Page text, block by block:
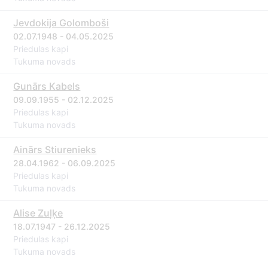
Jevdokija Golomboši
02.07.1948 - 04.05.2025
Priedulas kapi
Tukuma novads
Gunārs Kabels
09.09.1955 - 02.12.2025
Priedulas kapi
Tukuma novads
Ainārs Stiurenieks
28.04.1962 - 06.09.2025
Priedulas kapi
Tukuma novads
Alise Zuļķe
18.07.1947 - 26.12.2025
Priedulas kapi
Tukuma novads